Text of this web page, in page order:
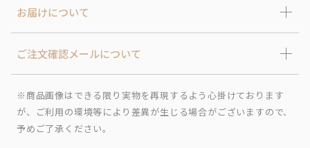
お届けについて
ご注文確認メールについて
※商品画像はできる限り実物を再現するよう心掛けております
が、ご利用の環境等により差異が生じる場合がございますので、
予めご了承ください。